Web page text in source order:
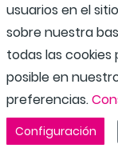
usuarios en el
sobre nuestra
todas las
posible en
preferencias.
Configuración